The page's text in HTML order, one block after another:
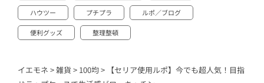
ハウツー プチプラ ルポ／ブログ
便利グッズ 整理整頓
イエモネ >雑貨 > 100均> 【セリア使用ルポ】今でも超人気！目指